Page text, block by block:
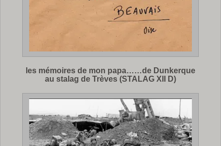
les mémoires de mon papa……de Dunkerque
au stalag de Trèves (STALAG XII D)